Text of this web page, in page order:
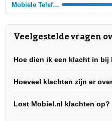
Mobiele Telefonie
Veelgestelde vragen
Hoe dien ik een klacht in bij
Hoeveel klachten zijn er
Lost Mobiel.nl klachten op?